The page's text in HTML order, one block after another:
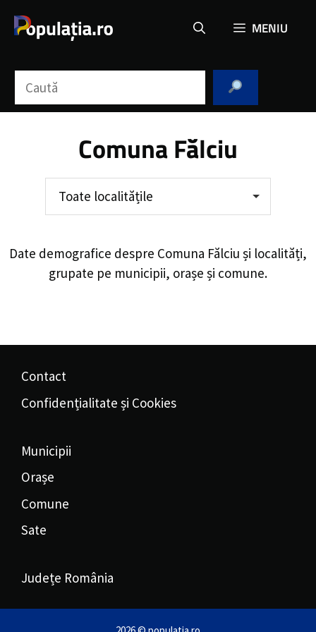
MENIU
Comuna Fălciu
Toate localitățile
Date demografice despre Comuna Fălciu și localități,
grupate pe municipii, orașe și comune.
Contact
Confidențialitate și Cookies
Municipii
Orașe
Comune
Sate
Județe România